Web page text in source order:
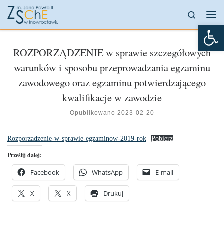
Przejdź do treści
Search
ROZPORZĄDZENIE w sprawie szczegółowych
warunków i sposobu przeprowadzania egzaminu
zawodowego oraz egzaminu potwierdzającego
kwalifikacje w zawodzie
Opublikowano 2023-02-20
Rozporzadzenie-w-sprawie-egzaminow-2019-rok Pobierz
Prześlij dalej:
Facebook WhatsApp E-mail
X X Drukuj